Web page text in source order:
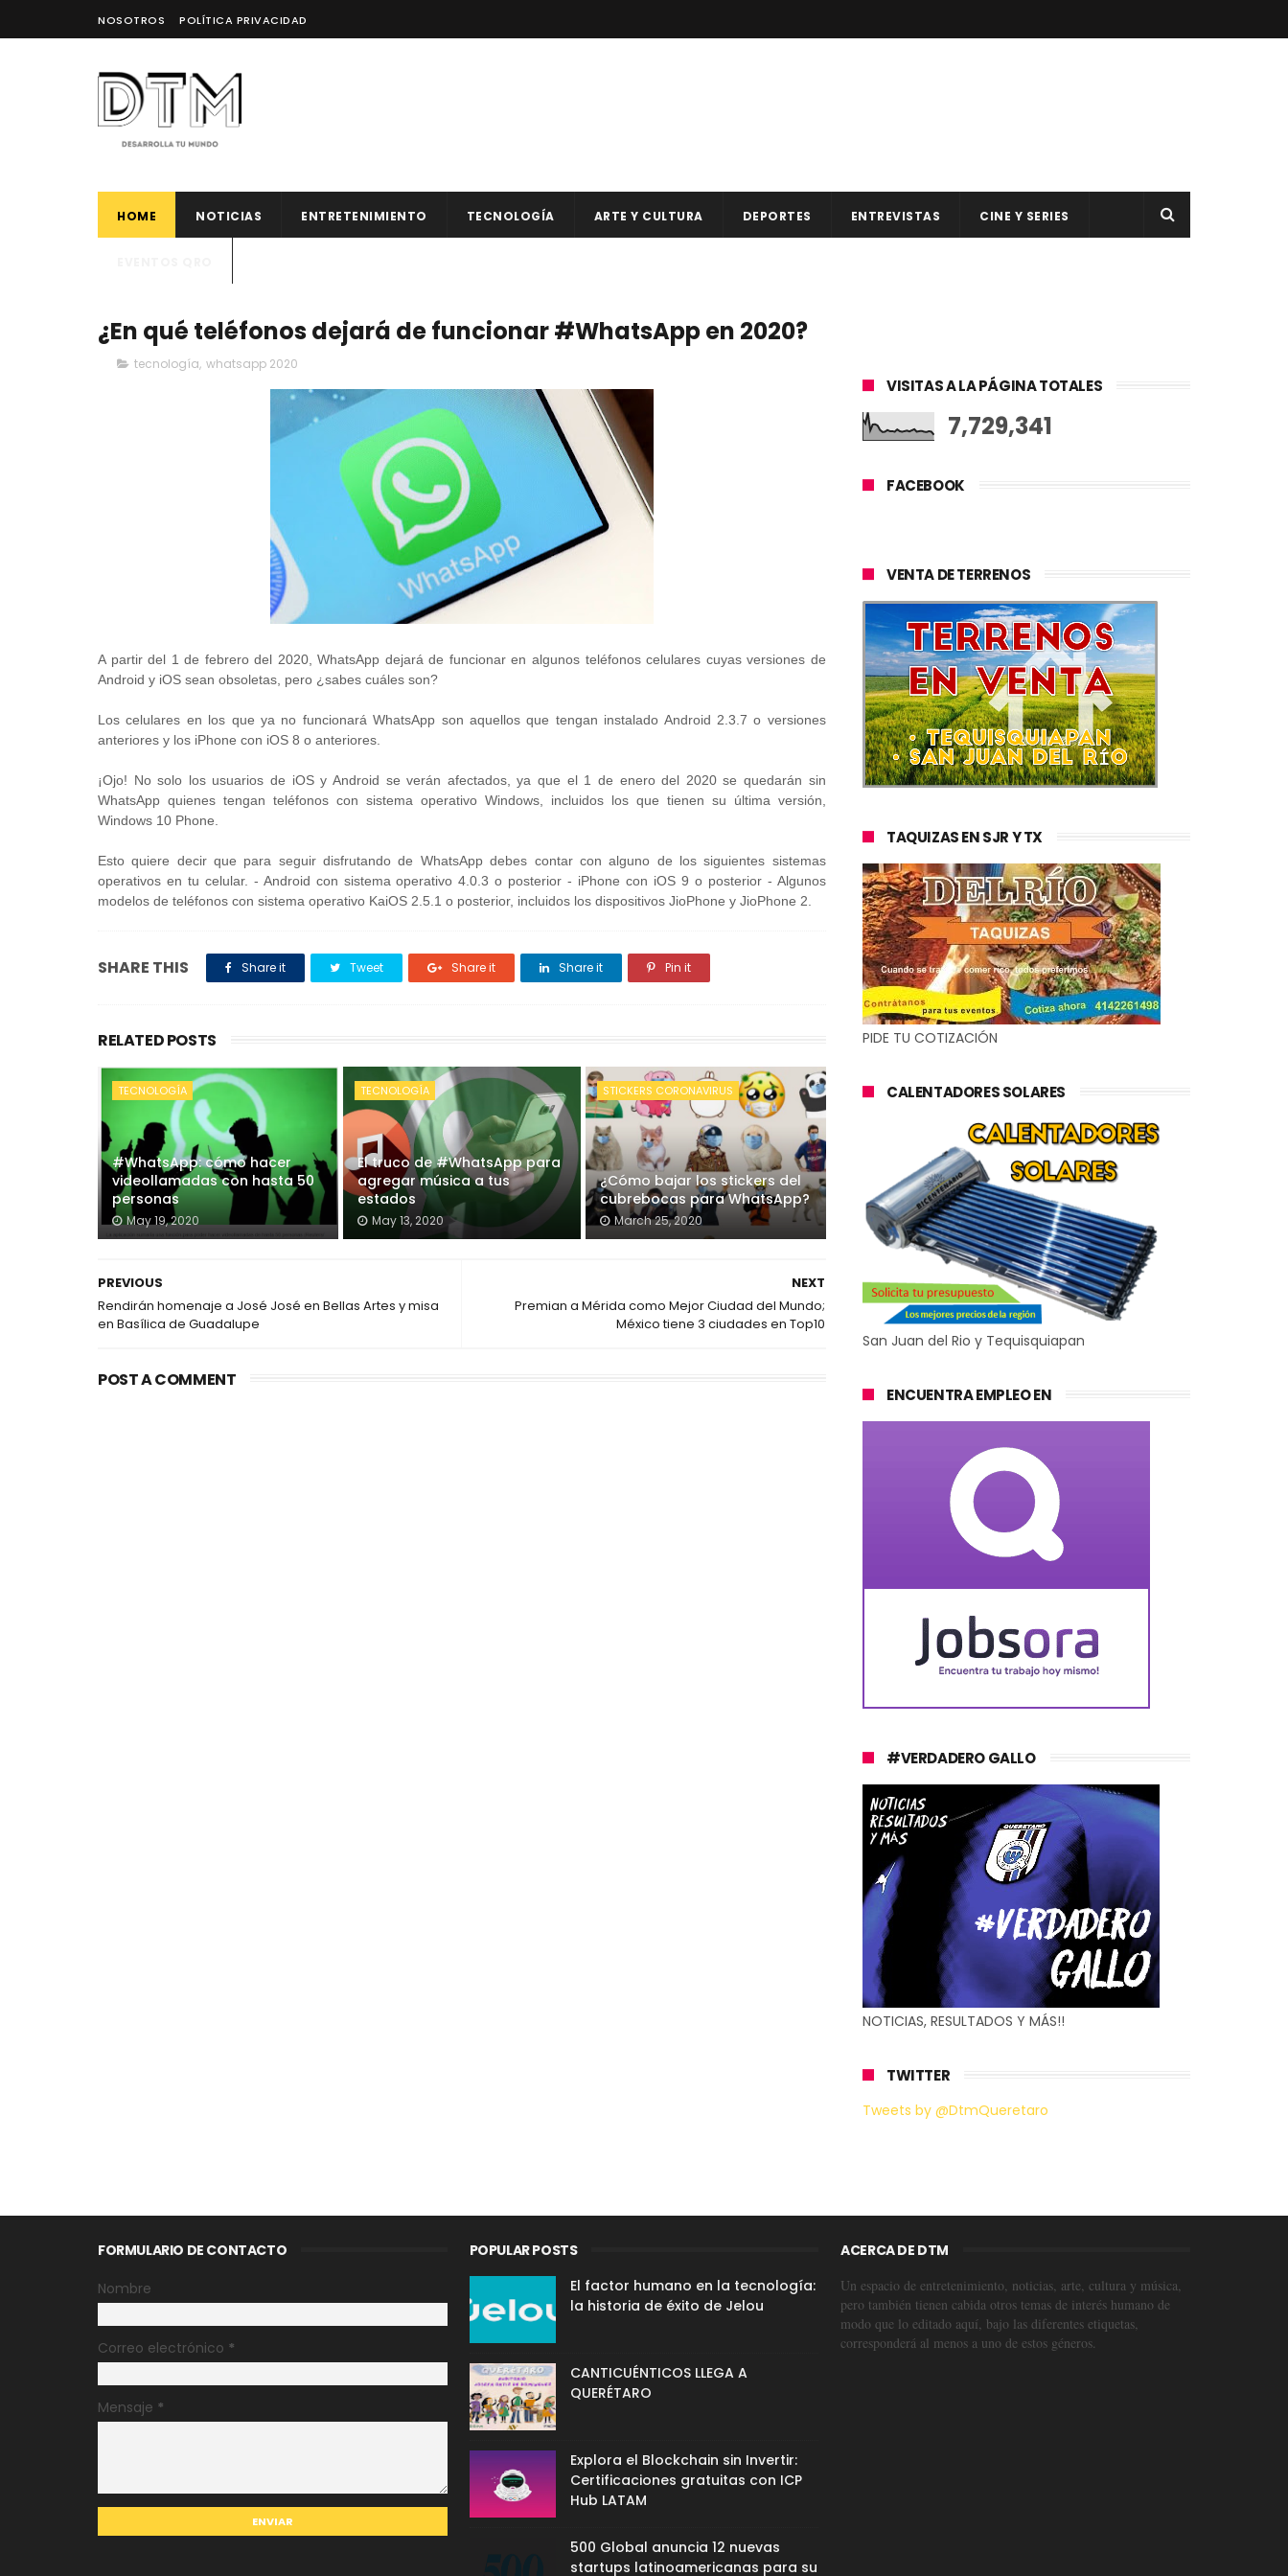
NOSOTROS POLÍTICA PRIVACIDAD
HOME NOTICIAS ENTRETENIMIENTO TECNOLOGÍA ARTE Y CULTURA DEPORTES ENTREVISTAS CINE Y SERIES
¿En qué teléfonos dejará de funcionar #WhatsApp en 2020?
tecnología, whatsapp 2020
A partir del 1 de febrero del 2020, WhatsApp dejará de funcionar en algunos teléfonos celulares cuyas versiones de
Android y iOS sean obsoletas, pero ¿sabes cuáles son?
Los celulares en los que ya no funcionará WhatsApp son aquellos que tengan instalado Android 2.3.7 o versiones
anteriores y los iPhone con iOS 8 o anteriores.
¡Ojo! No solo los usuarios de iOS y Android se verán afectados, ya que el 1 de enero del 2020 se quedarán sin
WhatsApp quienes tengan teléfonos con sistema operativo Windows, incluidos los que tienen su última versión,
Windows 10 Phone.
Esto quiere decir que para seguir disfrutando de WhatsApp debes contar con alguno de los siguientes sistemas
operativos en tu celular. - Android con sistema operativo 4.0.3 o posterior - iPhone con iOS 9 o posterior - Algunos
modelos de teléfonos con sistema operativo KaiOS 2.5.1 o posterior, incluidos los dispositivos JioPhone y JioPhone 2.
SHARE THIS Share it Tweet Share it Share it Pin it
RELATED POSTS
TECNOLOGÍA
#WhatsApp: cómo hacer
videollamadas con hasta 50
personas
May 19, 2020
TECNOLOGÍA
El truco de #WhatsApp para
agregar música a tus
estados
May 13, 2020
STICKERS CORONAVIRUS
¿Cómo bajar los stickers del
cubrebocas para WhatsApp?
March 25, 2020
NEXT
Premian a Mérida como Mejor Ciudad del Mundo;
México tiene 3 ciudades en Top10
PREVIOUS
Rendirán homenaje a José José en Bellas Artes y misa
en Basílica de Guadalupe
POST A COMMENT
VISITAS A LA PÁGINA TOTALES
7,729,341
FACEBOOK
VENTA DE TERRENOS
TAQUIZAS EN SJR Y TX
PIDE TU COTIZACIÓN
CALENTADORES SOLARES
San Juan del Rio y Tequisquiapan
ENCUENTRA EMPLEO EN
#VERDADERO GALLO
NOTICIAS, RESULTADOS Y MÁS!!
TWITTER
Tweets by @DtmQueretaro
FORMULARIO DE CONTACTO
Nombre
Correo electrónico *
Mensaje *
POPULAR POSTS
El factor humano en la tecnología:
la historia de éxito de Jelou
CANTICUÉNTICOS LLEGA A
QUERÉTARO
Explora el Blockchain sin Invertir:
Certificaciones gratuitas con ICP
Hub LATAM
500 Global anuncia 12 nuevas
startups latinoamericanas para su
ACERCA DE DTM
Un espacio de entretenimiento, noticias, arte, cultura y música,
pero también tienen cabida otros temas de interés humano de
modo que lo editado aquí, bajo las diferentes etiquetas,
corresponderá al menos a uno de estos géneros.